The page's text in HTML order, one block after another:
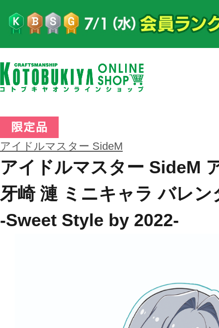
アイドルマスター SideM
アイドルマスター SideM
牙崎 漣 ミニキャラ バレ
-Sweet Style by 2022-